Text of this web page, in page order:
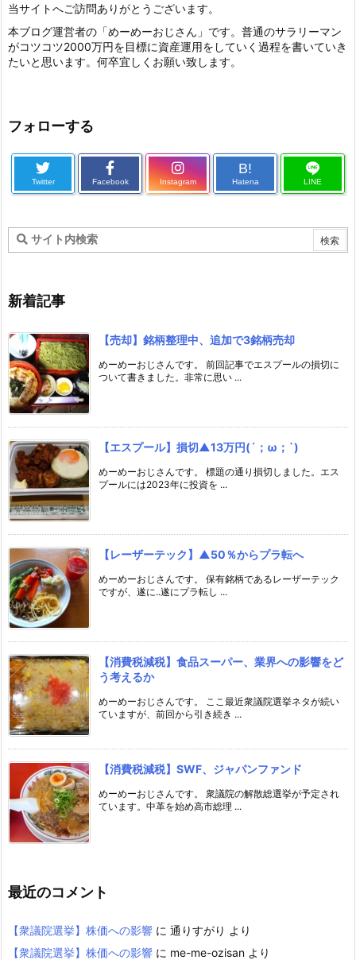
当サイトへご訪問ありがとうございます。
本ブログ運営者の「めーめーおじさん」です。普通のサラリーマン
がコツコツ2000万円を目標に資産運用をしていく過程を書いていき
たいと思います。何卒宜しくお願い致します。
フォローする
Twitter Facebook Instagram
B!
Hatena LINE
新着記事
【売却】銘柄整理中、追加で3銘柄売却
めーめーおじさんです。 前回記事でエスプールの損切に
ついて書きました。非常に思い ...
【エスプール】損切▲13万円(´；ω；`)
めーめーおじさんです。 標題の通り損切しました。エス
プールには2023年に投資を ...
【レーザーテック】▲50％からプラ転へ
めーめーおじさんです。 保有銘柄であるレーザーテック
ですが、遂に..遂にプラ転し ...
【消費税減税】食品スーパー、業界への影響をど
う考えるか
めーめーおじさんです。 ここ最近衆議院選挙ネタが続い
ていますが、前回から引き続き ...
【消費税減税】SWF、ジャパンファンド
めーめーおじさんです。 衆議院の解散総選挙が予定され
ています。中革を始め高市総理 ...
最近のコメント
【衆議院選挙】株価への影響 に 通りすがり より
【衆議院選挙】株価への影響 に me-me-ozisan より